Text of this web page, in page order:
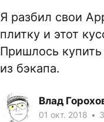
Я разбил свои
плитку и этот
Пришлось
из бэкапа.
Влад
01 окт. 2018 •